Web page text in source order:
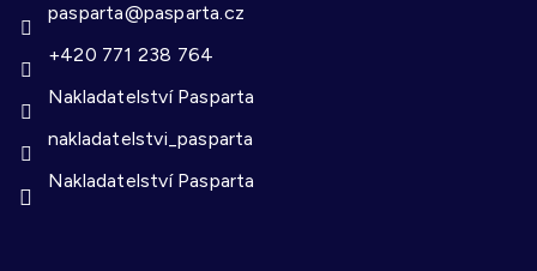
pasparta@pasparta.cz
+420 771 238 764
Nakladatelství Pasparta
nakladatelstvi_pasparta
Nakladatelství Pasparta